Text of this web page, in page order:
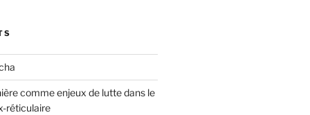
comme enjeux de lutte dans le
réticulaire